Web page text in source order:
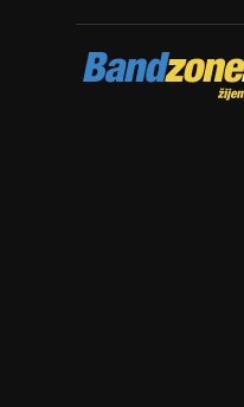
Bandzone.cz
žijeme hudbou